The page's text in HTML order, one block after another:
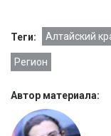
Теги: Алтайский
Регион
Автор материала: